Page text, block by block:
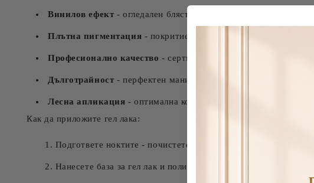
Винилов ефект - огледален блясък и луксозен финиш
Плътна пигментация - покритие от едно нанасяне
Професионално качество - сертифициран продукт без ТПО
Дълготрайност - перфектен маникюр до 21 дни
Лесна апликация - оптимална консистенция за гладко нанасяне
Как да приложите гел лака:
Подгответе ноктите - почистете, оформете и полирайте
Нанесете база за гел лак и полимеризирайте